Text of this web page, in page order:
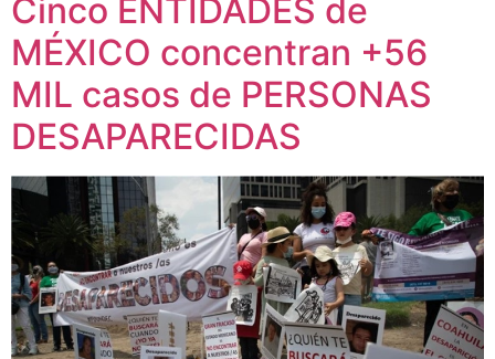
Cinco ENTIDADES de
MÉXICO concentran +56
MIL casos de PERSONAS
DESAPARECIDAS